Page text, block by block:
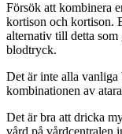
Försök att kombinera
kortison och kortison.
alternativ till detta
blodtryck.
Det är inte alla vanliga
kombinationen av
Det är bra att dricka